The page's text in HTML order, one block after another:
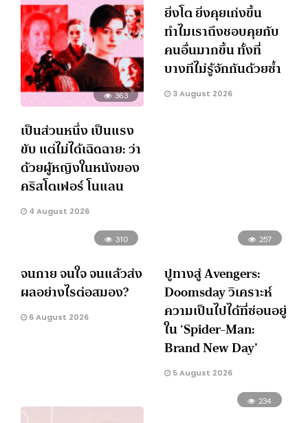
363
เป็นส่วนหนึ่ง เป็นแรง
ขับ แต่ไม่ได้เฉิดฉาย: ว่า
ด้วยผู้หญิงในหนังของ
คริสโตเฟอร์ โนแลน
4 August 2026
ยิ่งโต ยิ่งคุยเก่งขึ้น
ทำไมเราถึงชอบคุยกับ
คนอื่นมากขึ้น ทั้งที่
บางทีไม่รู้จักกันด้วยซ้ำ
3 August 2026
310
จนกาย จนใจ จนแล้วส่ง
ผลอย่างไรต่อสมอง?
6 August 2026
257
ปูทางสู่ Avengers:
Doomsday วิเคราะห์
ความเป็นไปได้ที่ซ่อนอยู่
ใน ‘Spider-Man:
Brand New Day’
5 August 2026
234